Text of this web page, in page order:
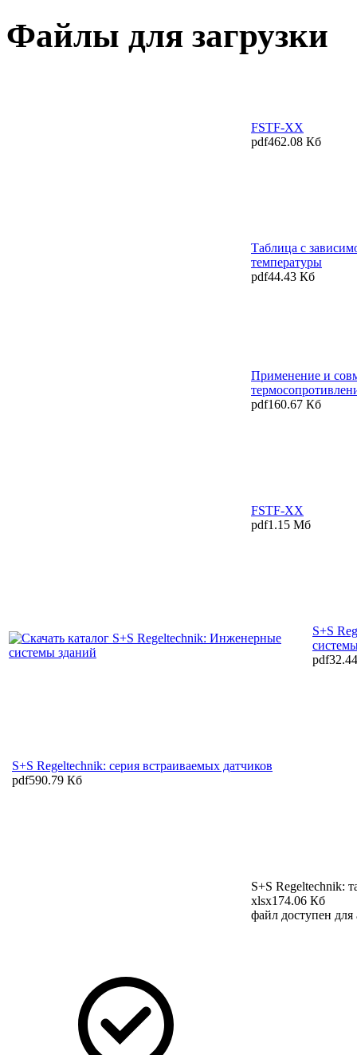
Файлы для загрузки
FSTF-XX
pdf462.08 Кб
Таблица с
температуры
pdf44.43 Кб
Применение и
pdf160.67 Кб
FSTF-XX
pdf1.15 Мб
S+S
pdf
S+S Regeltechnik: серия встраиваемых датчиков
pdf590.79 Кб
S+S Regeltechnik:
xlsx174.06 Кб
файл доступен для